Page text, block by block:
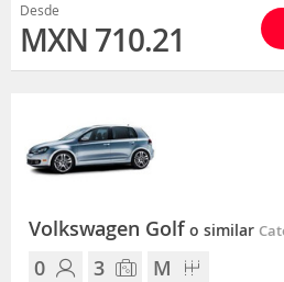
Desde
MXN 710.21
Volkswagen Golfo similar
0 3 M